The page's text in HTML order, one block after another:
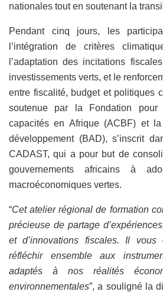
nationales tout en soutenant la
Pendant cinq jours, les
l’intégration de critères
l’adaptation des incitations
investissements verts, et le
entre fiscalité, budget et politiques
soutenue par la Fondation pour
capacités en Afrique (ACBF) et
développement (BAD), s’inscrit
CADAST, qui a pour but de
gouvernements africains à
macroéconomiques vertes.
“Cet atelier régional de formation
précieuse de partage
et d’innovations fiscales. Il vous
réfléchir ensemble aux
adaptés à nos réalités
environnementales”, a souligné la